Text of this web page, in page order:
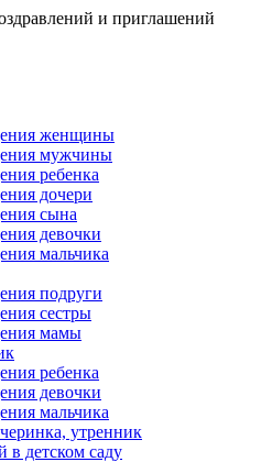
и приглашений
женщины
мужчины
ребенка
дочери
сына
девочки
мальчика
подруги
сестры
мамы
ребенка
девочки
мальчика
утренник
в детском саду